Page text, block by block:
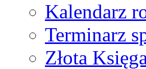
Kalendarz
Terminarz
Złota